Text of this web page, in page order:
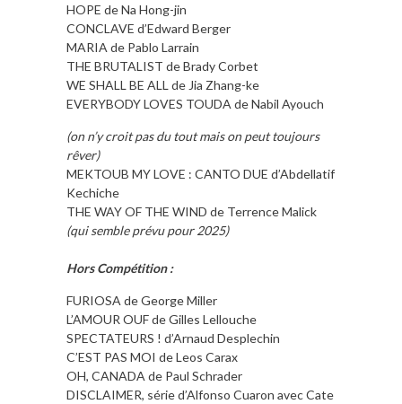
HOPE de Na Hong-jin
CONCLAVE d’Edward Berger
MARIA de Pablo Larrain
THE BRUTALIST de Brady Corbet
WE SHALL BE ALL de Jia Zhang-ke
EVERYBODY LOVES TOUDA de Nabil Ayouch
(on n’y croit pas du tout mais on peut toujours
rêver)
MEKTOUB MY LOVE : CANTO DUE d’Abdellatif
Kechiche
THE WAY OF THE WIND de Terrence Malick
(qui semble prévu pour 2025)
Hors Compétition :
FURIOSA de George Miller
L’AMOUR OUF de Gilles Lellouche
SPECTATEURS ! d’Arnaud Desplechin
C’EST PAS MOI de Leos Carax
OH, CANADA de Paul Schrader
DISCLAIMER, série d’Alfonso Cuaron avec Cate